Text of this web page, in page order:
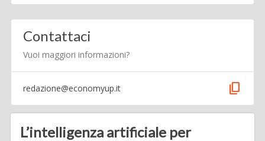
Contattaci
Vuoi maggiori informazioni?
redazione@economyup.it content_copy
L’intelligenza artificiale per